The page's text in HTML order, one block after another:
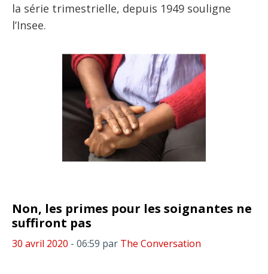
la série trimestrielle, depuis 1949 souligne
l’Insee.
Non, les primes pour les soignantes ne
suffiront pas
30 avril 2020 - 06:59 par The Conversation